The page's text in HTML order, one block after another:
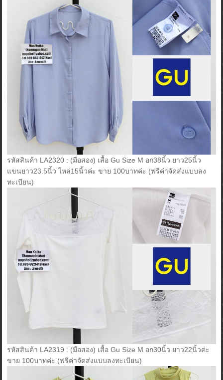
รหัสสินค้า LA2320 : (มือสอง) เสื้อ Gu Size M อก38นิ้ว ยาว25นิ้ว
แขนยาว23.5นิ้ว ไหล่15นิ้วค่ะ ขาย 100บาทค่ะ (ฟรีค่าจัดส่งแบบลง
ทะเบียน)
รหัสสินค้า LA2319 : (มือสอง) เสื้อ Gu Size M อก30นิ้ว ยาว22นิ้วค่ะ
ขาย 100บาทค่ะ (ฟรีค่าจัดส่งแบบลงทะเบียน)